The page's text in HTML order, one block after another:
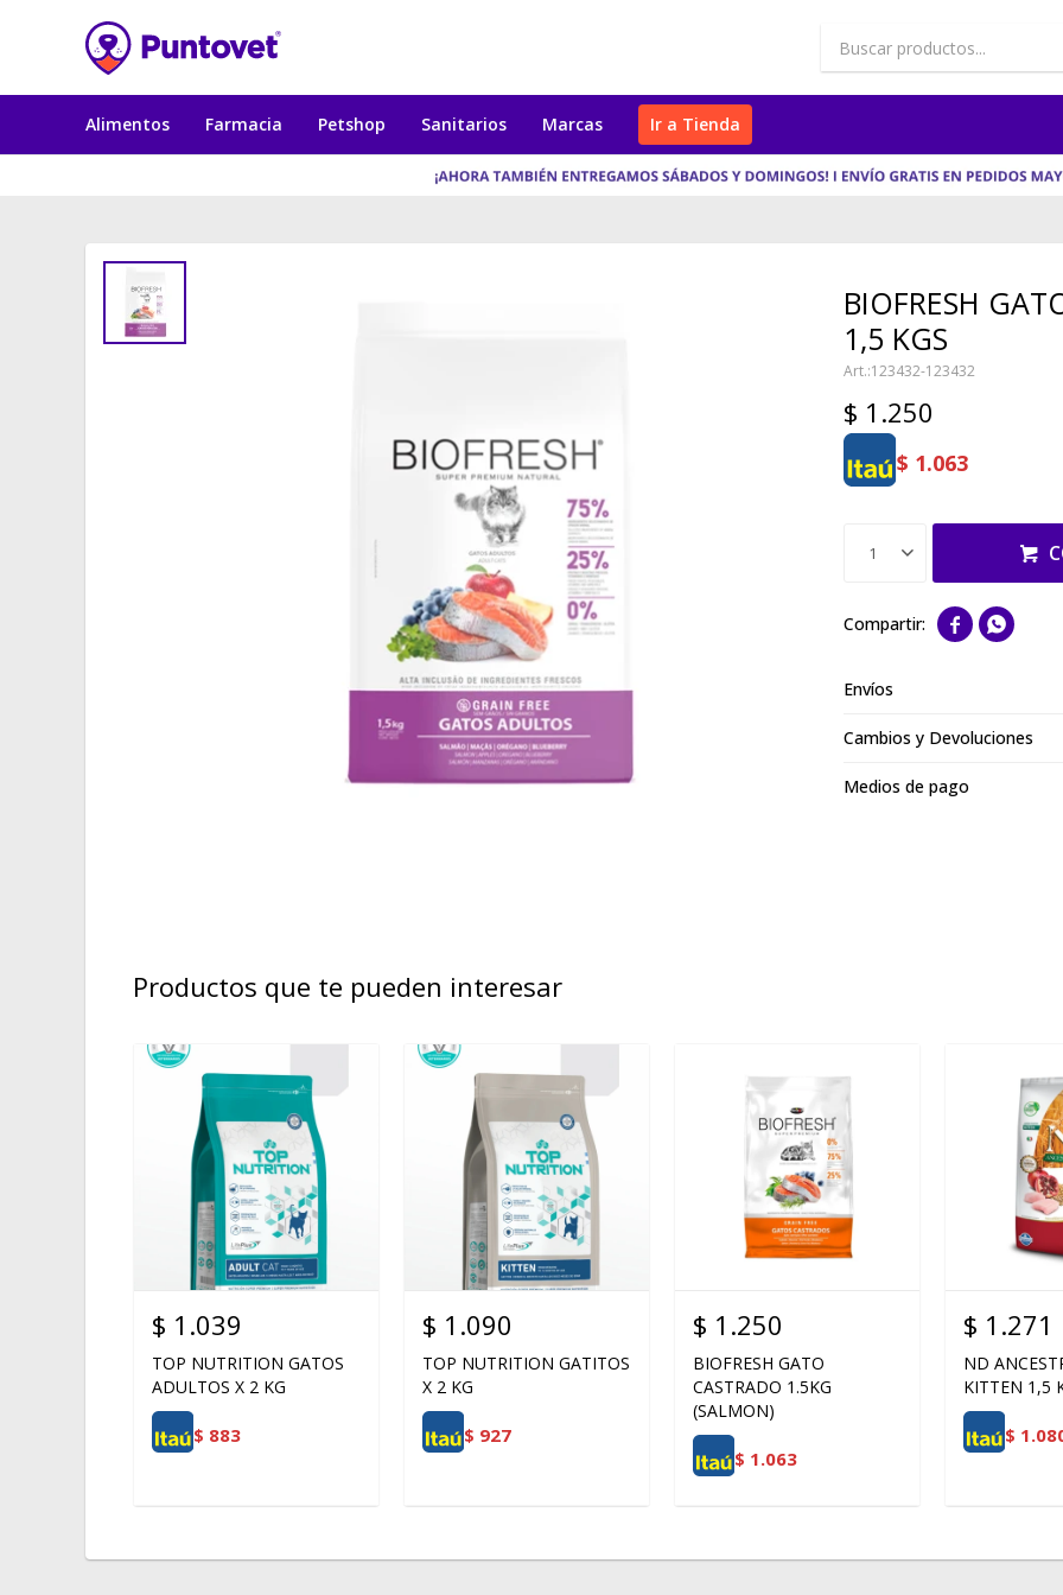
Alimentos Farmacia Petshop Sanitarios Marcas Ir a Tienda
BIOFRESH
1,5 KGS
123432-123432
$ 1.250
$ 1.063
1
 
Envíos
Cambios y Devoluciones
Medios de pago
Productos que te pueden interesar
$ 1.039
TOP NUTRITION GATOS
ADULTOS X 2 KG
$ 883
$ 1.090
TOP NUTRITION GATITOS
X 2 KG
$ 927
$ 1.250
BIOFRESH GATO
CASTRADO 1.5KG
(SALMON)
$ 1.063
$ 1.271
ND
KITTEN 1,5
$